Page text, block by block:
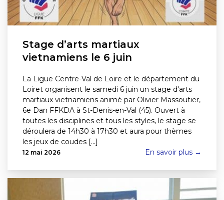
Stage d’arts martiaux
vietnamiens le 6 juin
La Ligue Centre-Val de Loire et le département du
Loiret organisent le samedi 6 juin un stage d'arts
martiaux vietnamiens animé par Olivier Massoutier,
6e Dan FFKDA à St-Denis-en-Val (45). Ouvert à
toutes les disciplines et tous les styles, le stage se
déroulera de 14h30 à 17h30 et aura pour thèmes
les jeux de coudes [...]
12 mai 2026 En savoir plus →